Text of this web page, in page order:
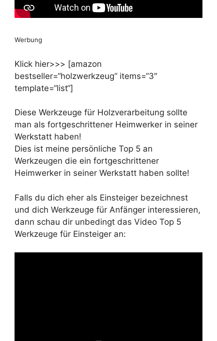
Werbung
Klick hier>>> [amazon
bestseller=“holzwerkzeug“ items=“3″
template=“list“]
Diese Werkzeuge für Holzverarbeitung sollte
man als fortgeschrittener Heimwerker in seiner
Werkstatt haben!
Dies ist meine persönliche Top 5 an
Werkzeugen die ein fortgeschrittener
Heimwerker in seiner Werkstatt haben sollte!
Falls du dich eher als Einsteiger bezeichnest
und dich Werkzeuge für Anfänger interessieren,
dann schau dir unbedingt das Video Top 5
Werkzeuge für Einsteiger an: